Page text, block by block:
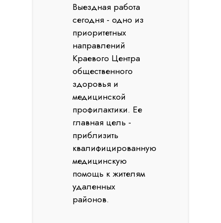
Выездная работа
сегодня - одно из
приоритетных
направлений
Краевого Центра
общественного
здоровья и
медицинской
профилактики. Ее
главная цель -
приблизить
квалифицированную
медицинскую
помощь к жителям
удаленных
районов.